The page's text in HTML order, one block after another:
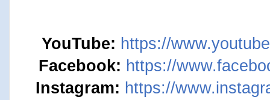
YouTube: https://
Facebook: https://
Instagram: https://